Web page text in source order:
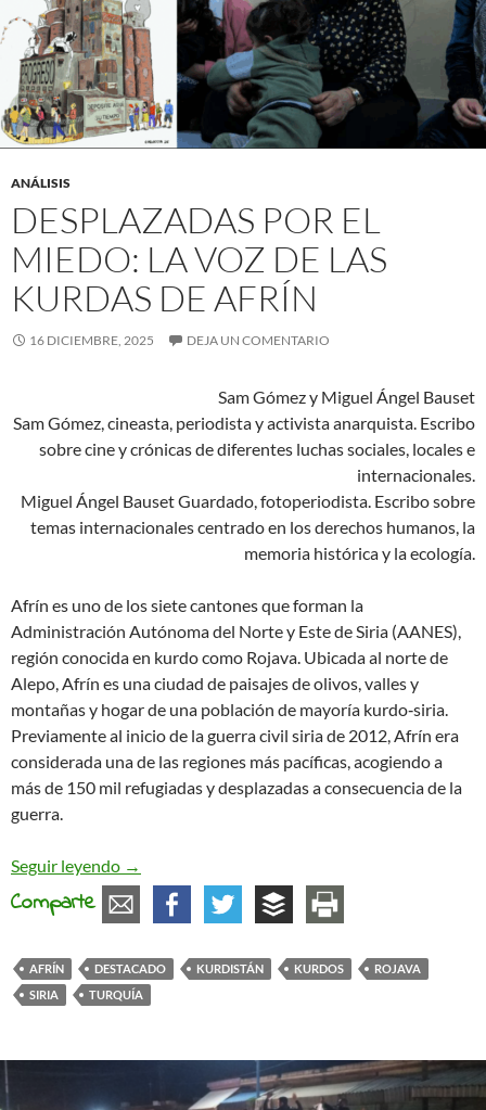
ANÁLISIS
DESPLAZADAS POR EL
MIEDO: LA VOZ DE LAS
KURDAS DE AFRÍN
16 DICIEMBRE, 2025 DEJA UN COMENTARIO
Sam Gómez y Miguel Ángel Bauset
Sam Gómez, cineasta, periodista y activista anarquista. Escribo
sobre cine y crónicas de diferentes luchas sociales, locales e
internacionales.
Miguel Ángel Bauset Guardado, fotoperiodista. Escribo sobre
temas internacionales centrado en los derechos humanos, la
memoria histórica y la ecología.
Afrín es uno de los siete cantones que forman la
Administración Autónoma del Norte y Este de Siria (AANES),
región conocida en kurdo como Rojava. Ubicada al norte de
Alepo, Afrín es una ciudad de paisajes de olivos, valles y
montañas y hogar de una población de mayoría kurdo‐siria.
Previamente al inicio de la guerra civil siria de 2012, Afrín era
considerada una de las regiones más pacíficas, acogiendo a
más de 150 mil refugiadas y desplazadas a consecuencia de la
guerra.
Seguir leyendo Desplazadas por el miedo: La voz de las kurdas
→
Comparte
AFRÍN DESTACADO KURDISTÁN KURDOS
ROJAVA
SIRIA
TURQUÍA